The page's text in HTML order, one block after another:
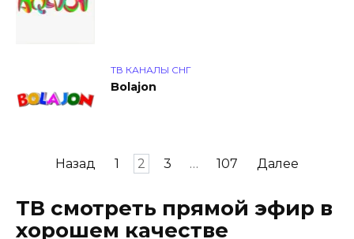
ТВ КАНАЛЫ СНГ
Bolajon
Пагинация
Назад 1 2 3 … 107 Далее
ТВ смотреть прямой эфир в
хорошем качестве